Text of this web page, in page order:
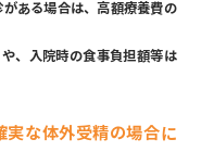
ある場合は、高額療養費の
、入院時の食事負担額等は
実な体外受精の場合に